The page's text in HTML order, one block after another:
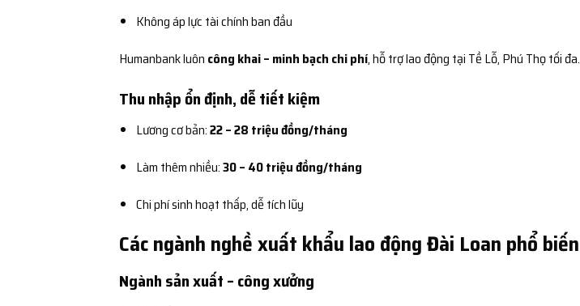
Không áp lực tài chính ban đầu
Humanbank luôn công khai – minh bạch chi phí, hỗ trợ lao động tại Tề Lỗ, Phú Thọ tối đa.
Thu nhập ổn định, dễ tiết kiệm
Lương cơ bản:22 – 28 triệu đồng/tháng
Làm thêm nhiều:30 – 40 triệu đồng/tháng
Chi phí sinh hoạt thấp, dễ tích lũy
Các ngành nghề xuất khẩu lao động Đài Loan phổ biến
Ngành sản xuất – công xưởng